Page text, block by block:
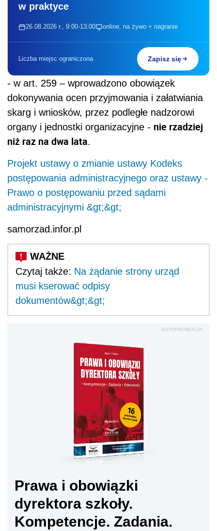
w praktyce
26.08.2026 r., 9:00-13:00 online, na żywo + nagranie
Liczba miejsc ograniczona Zapisz się
- w art. 259 – wprowadzono obowiązek
dokonywania ocen przyjmowania i załatwiania
skarg i wniosków, przez podległe nadzorowi
organy i jednostki organizacyjne - nie rzadziej
niż raz na dwa lata.
Projekt ustawy o zmianie ustawy Kodeks
postępowania administracyjnego oraz ustawy -
Prawo o postępowaniu przed sądami
administracyjnymi &gt;&gt;
samorzad.infor.pl
Czytaj także: Na żądanie strony urząd
musi kserować odpisy
dokumentów&gt;&gt;
AUTOPROMOCJA
Prawa i obowiązki
dyrektora szkoły.
Kompetencje. Zadania.